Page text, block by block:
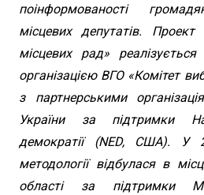
поінформованості
місцевих депутатів. Проект
місцевих рад»
організацією ВГО «Комітет
з партнерськими
України за підтримки
демократії (NED, США). У
методології відбулася в
області за підтримки